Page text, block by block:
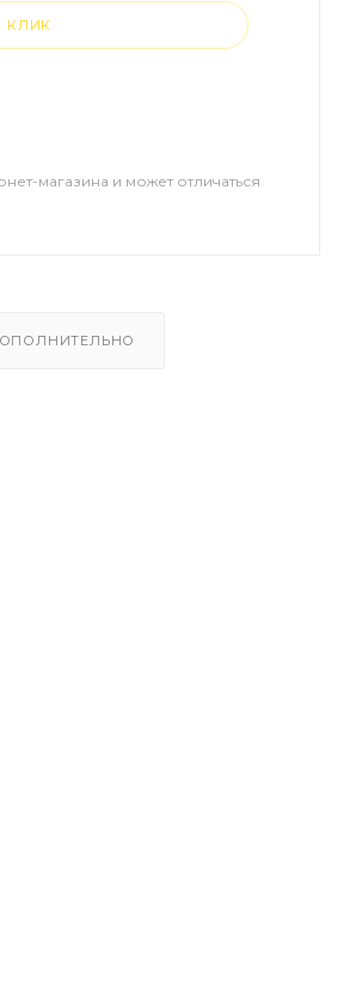
КЛИК
магазина и может отличаться